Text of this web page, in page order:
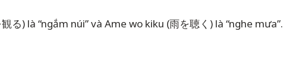
) là “ngắm núi” và Ame wo kiku (雨を聴く) là “nghe mưa”.